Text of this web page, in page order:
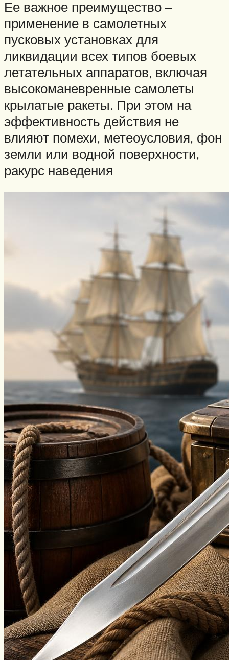
Ее важное преимущество –
применение в самолетных
пусковых установках для
ликвидации всех типов боевых
летательных аппаратов, включая
высокоманевренные самолеты
крылатые ракеты. При этом на
эффективность действия не
влияют помехи, метеоусловия, фон
земли или водной поверхности,
ракурс наведения